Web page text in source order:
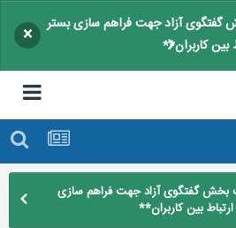
آزاد جهت فراهم سازی بستر
کاربران**
×
گفتگوی آزاد جهت فراهم سازی
بین کاربران**